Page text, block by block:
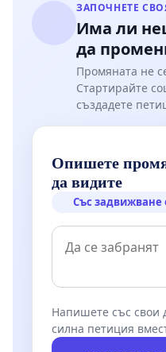
ЗАПОЧНЕТЕ
Има ли
да
Промяната не
Стартирайте
създадете
Опишете
да видите
Със задвижване
Напишете със свои
силна петиция